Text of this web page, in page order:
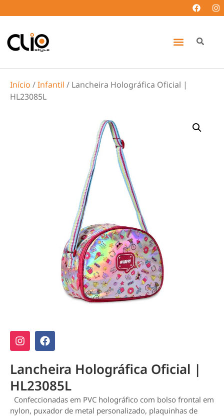
Início /Infantil / Lancheira Holográfica Oficial |
HL23085L
Lancheira Holográfica Oficial |
HL23085L
Confeccionadas em PVC holográfico com bolso frontal em
nylon, puxador de metal personalizado, plaquinhas de